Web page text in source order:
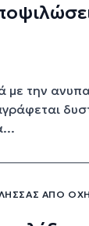
με την
ΑΠΌ